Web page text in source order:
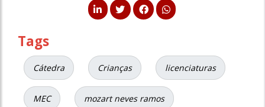
Tags
Cátedra Crianças licenciaturas
MEC mozart neves ramos